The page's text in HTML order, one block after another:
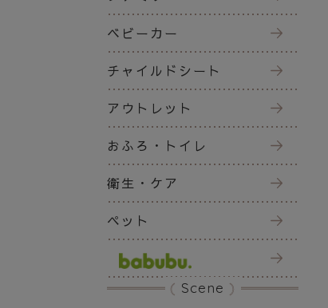
ベビーカー
チャイルドシート
アウトレット
おふろ・トイレ
衛生・ケア
ペット
Scene